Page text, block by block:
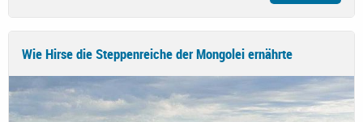
Wie Hirse die Steppenreiche der Mongolei ernährte